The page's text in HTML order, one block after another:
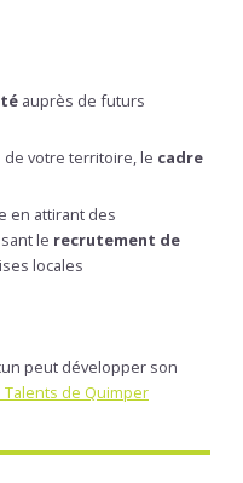
auprès de futurs
votre territoire, le cadre
en attirant des
le recrutement de
locales
peut développer son
de Quimper